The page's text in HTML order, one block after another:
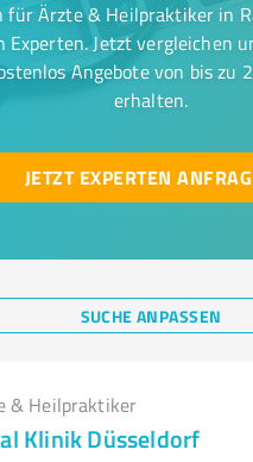
für Ärzte & Heilpraktiker in
Experten. Jetzt vergleichen
Angebote von bis zu
erhalten.
JETZT EXPERTEN
SUCHE ANPASSEN
& Heilpraktiker
Klinik Düsseldorf